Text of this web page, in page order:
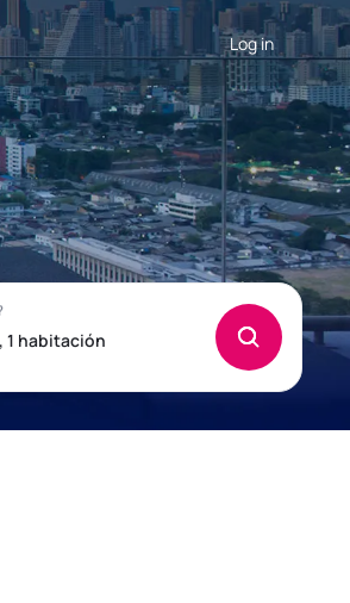
Log in